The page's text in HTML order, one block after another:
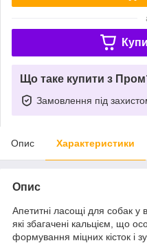
Що таке купити з
Замовлення під
Опис Характеристики
Опис
Апетитні ласощі для собак у
які збагачені кальцієм, що
формування міцних кісток і